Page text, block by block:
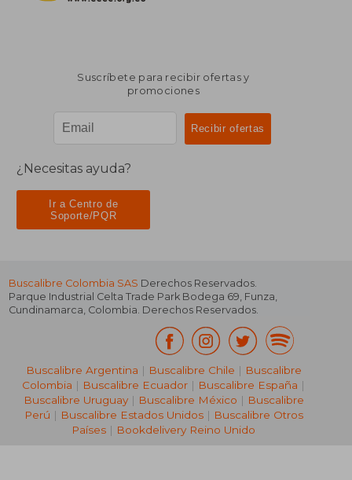
Suscríbete para recibir ofertas y
promociones
¿Necesitas ayuda?
Ir a Centro de
Soporte/PQR
Buscalibre Colombia SAS Derechos Reservados.
Parque Industrial Celta Trade Park Bodega 69, Funza,
Cundinamarca, Colombia. Derechos Reservados.
Buscalibre Argentina | Buscalibre Chile | Buscalibre
Colombia | Buscalibre Ecuador | Buscalibre España |
Buscalibre Uruguay| Buscalibre México | Buscalibre
Perú | Buscalibre Estados Unidos| Buscalibre Otros
Países | Bookdelivery Reino Unido